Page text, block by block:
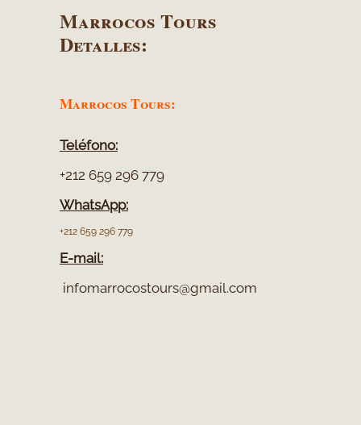
Teléfono:
+212 659 296 779
WhatsApp:
+212 659 296 779
E-mail:
infomarrocostours@gmail.com
Marrocos Tours:
Marrocos Tours
Detalles: